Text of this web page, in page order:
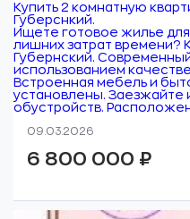
Купить 2 комнатную
Губерснкий.
Ищете готовое жилье
лишних затрат времени?
Губернский.
использованием
Встроенная мебель и
установлены. Заезжайте
обустройств.
09.03.2026
6 800 000 ₽